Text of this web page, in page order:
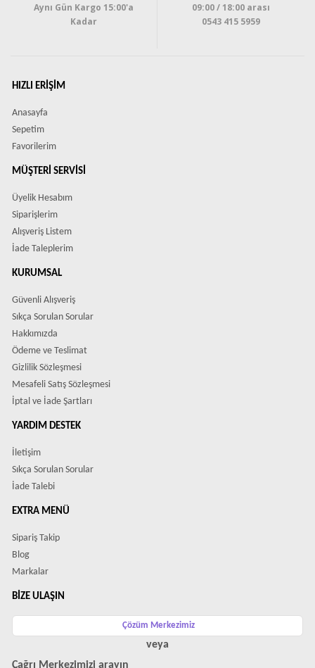
Aynı Gün Kargo 15:00'a
Kadar
09:00 / 18:00 arası
0543 415 5959
HIZLI ERIŞIM
Anasayfa
Sepetim
Favorilerim
MÜŞTERI SERVISI
Üyelik Hesabım
Siparişlerim
Alışveriş Listem
İade Taleplerim
KURUMSAL
Güvenli Alışveriş
Sıkça Sorulan Sorular
Hakkımızda
Ödeme ve Teslimat
Gizlilik Sözleşmesi
Mesafeli Satış Sözleşmesi
İptal ve İade Şartları
YARDIM DESTEK
İletişim
Sıkça Sorulan Sorular
İade Talebi
EXTRA MENÜ
Sipariş Takip
Blog
Markalar
BIZE ULAŞIN
Çözüm Merkezimiz
veya
Çağrı Merkezimizi arayın